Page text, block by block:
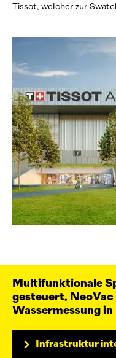
Tissot, welcher zur
Multifunktionale
gesteuert. NeoVac
Wassermessung
Infrastruktur